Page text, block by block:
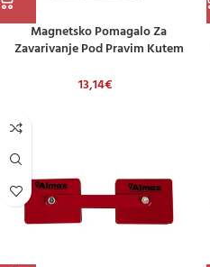
Magnetsko Pomagalo Za
Zavarivanje Pod Pravim Kutem
13,14€